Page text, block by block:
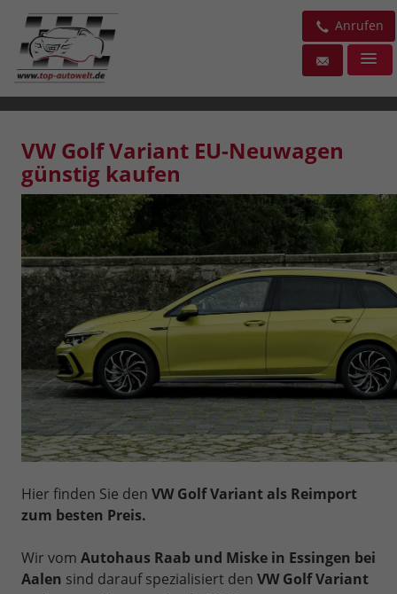
Anrufen
VW Golf Variant EU-Neuwagen
günstig kaufen
Hier finden Sie den VW Golf Variant als Reimport
zum besten Preis.
Wir vom Autohaus Raab und Miske in Essingen bei
Aalen sind darauf spezialisiert den VW Golf Variant